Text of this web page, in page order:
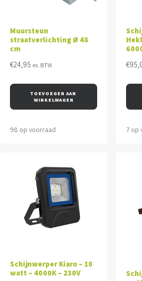
Muursteun
straatverlichting Ø 48
cm
€24,95 ex. BTW
TOEVOEGEN AAN
WINKELWAGEN
98 op voorraad
€
7 op
Schijnwerper Kiaro – 10
watt – 4000K – 230V